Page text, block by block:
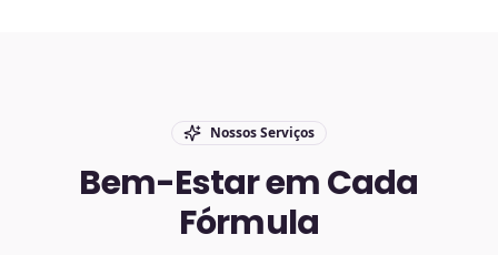
Nossos Serviços
Bem-Estar em Cada
Fórmula